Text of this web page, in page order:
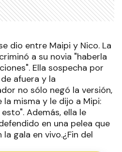
dio entre Maipi y Nico. La
a su novia "haberla
Ella sospecha por
afuera y la
no sólo negó la versión,
misma y le dijo a Mipi:
Además, ella le
en una pelea que
gala en vivo.¿Fin del